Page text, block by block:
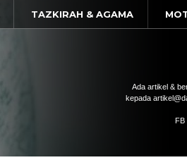
TAZKIRAH & AGAMA
Ada artikel &
kepada
FB